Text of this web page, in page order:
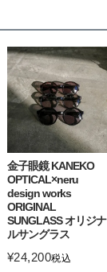
金子眼鏡 KANEKO
OPTICAL×neru
design works
ORIGINAL
SUNGLASS オリジナ
ルサングラス
¥24,200税込